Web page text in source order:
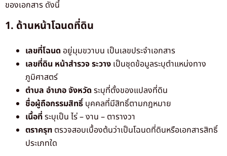
ของเอกสาร ดังนี้
1. ด้านหน้าโฉนดที่ดิน
เลขที่โฉนด อยู่มุมขวาบน เป็นเลขประจำเอกสาร
เลขที่ดิน หน้าสำรวจ ระวาง เป็นชุดข้อมูลระบุตำแหน่งทาง
ภูมิศาสตร์
ตำบล อำเภอ จังหวัด ระบุที่ตั้งของแปลงที่ดิน
ชื่อผู้ถือกรรมสิทธิ์ บุคคลที่มีสิทธิ์ตามกฎหมาย
เนื้อที่ระบุเป็น ไร่ – งาน – ตารางวา
ตราครุฑ ตรวจสอบเบื้องต้นว่าเป็นโฉนดที่ดินหรือเอกสารสิทธิ์
ประเภทใด